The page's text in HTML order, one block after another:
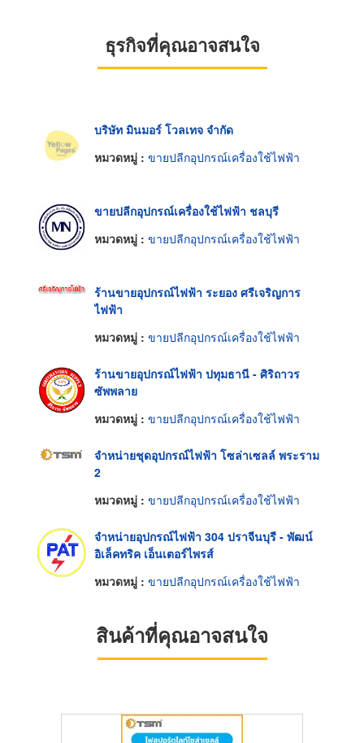
ธุรกิจที่คุณอาจสนใจ
บริษัท มินมอร์ โวลเทจ จำกัด
หมวดหมู่ : ขายปลีกอุปกรณ์เครื่องใช้ไฟฟ้า
ขายปลีกอุปกรณ์เครื่องใช้ไฟฟ้า ชลบุรี
หมวดหมู่ : ขายปลีกอุปกรณ์เครื่องใช้ไฟฟ้า
ร้านขายอุปกรณ์ไฟฟ้า ระยอง ศรีเจริญการ
ไฟฟ้า
หมวดหมู่ : ขายปลีกอุปกรณ์เครื่องใช้ไฟฟ้า
ร้านขายอุปกรณ์ไฟฟ้า ปทุมธานี - ศิริถาวร
ซัพพลาย
หมวดหมู่ : ขายปลีกอุปกรณ์เครื่องใช้ไฟฟ้า
จำหน่ายชุดอุปกรณ์ไฟฟ้า โซล่าเซลล์ พระราม
2
หมวดหมู่ : ขายปลีกอุปกรณ์เครื่องใช้ไฟฟ้า
จำหน่ายอุปกรณ์ไฟฟ้า 304 ปราจีนบุรี - พัฒน์
อิเล็คทริค เอ็นเตอร์ไพรส์
หมวดหมู่ : ขายปลีกอุปกรณ์เครื่องใช้ไฟฟ้า
สินค้าที่คุณอาจสนใจ